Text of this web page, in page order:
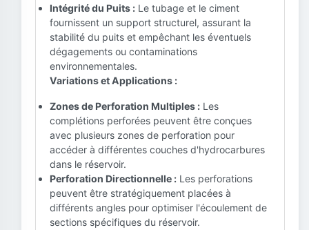
Intégrité du Puits : Le tubage et le ciment
fournissent un support structurel, assurant la
stabilité du puits et empêchant les éventuels
dégagements ou contaminations
environnementales.
Variations et Applications :
Zones de Perforation Multiples : Les
complétions perforées peuvent être conçues
avec plusieurs zones de perforation pour
accéder à différentes couches d'hydrocarbures
dans le réservoir.
Perforation Directionnelle : Les perforations
peuvent être stratégiquement placées à
différents angles pour optimiser l'écoulement de
sections spécifiques du réservoir.